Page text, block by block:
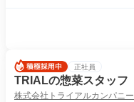
正社員
TRIALの惣菜スタッフ
株式会社トライアルカンパニー